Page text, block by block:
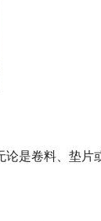
是卷料、垫片